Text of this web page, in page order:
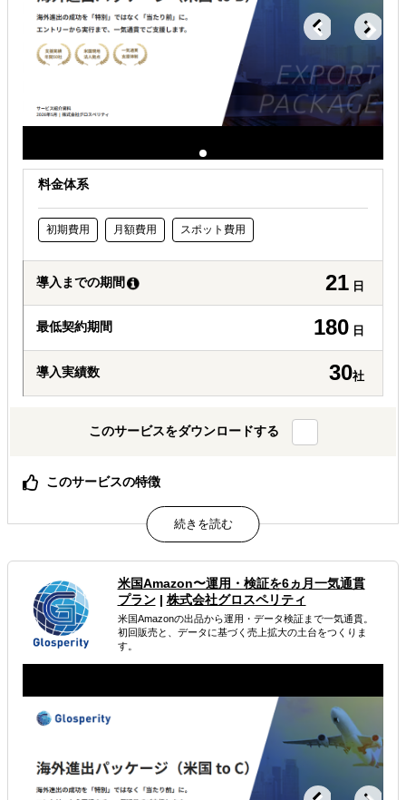
自社事業に最適な進出形態を知りたい
自社商材に最適な販売方法を知りたい
料金体系
初期費用 月額費用 スポット費用
導入までの期間 21 日
最低契約期間 180 日
導入実績数 30社
このサービスをダウンロードする
このサービスの特徴
【CEO／COOが直接関与】米国プランでは代表クラスがプ
ロジェクトマネージャーとして直接関与。責任を持って初
回販売の実現にコミットします。
【日米2拠点の実行力】米国LAの現地法人とオレゴン・LA
の物流拠点を活かし、戦略立案から現地での営業・物流ま
でを同じチームで実行します。
【規制から販路までワンストップ】FDA等の規制対応、タ
ーゲットリスト作成、50〜100社への営業代行、小売テス
ト販売までを一気通貫で対応します。
海外進出戦略・事業計画立案
海外テストマーケティング・簡易調査
米国Amazon〜運用・検証を6ヵ月一気通貫
プラン| 株式会社グロスペリティ
米国Amazonの出品から運用・データ検証まで一気通貫。
初回販売と、データに基づく売上拡大の土台をつくりま
す。